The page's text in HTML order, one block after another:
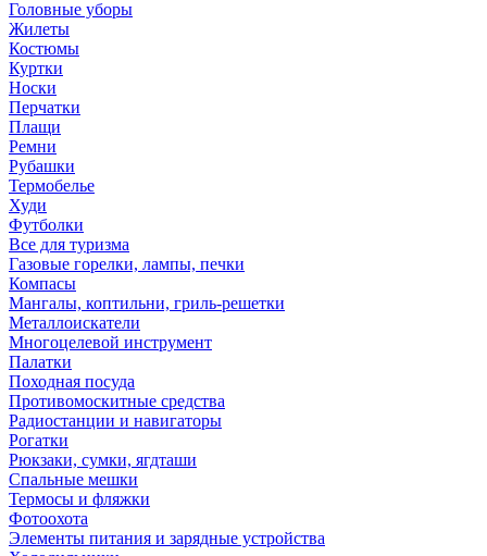
Головные уборы
Жилеты
Костюмы
Куртки
Носки
Перчатки
Плащи
Ремни
Рубашки
Термобелье
Худи
Футболки
Все для туризма
Газовые горелки, лампы, печки
Компасы
Мангалы, коптильни, гриль-решетки
Металлоискатели
Многоцелевой инструмент
Палатки
Походная посуда
Противомоскитные средства
Радиостанции и навигаторы
Рогатки
Рюкзаки, сумки, ягдташи
Спальные мешки
Термосы и фляжки
Фотоохота
Элементы питания и зарядные устройства